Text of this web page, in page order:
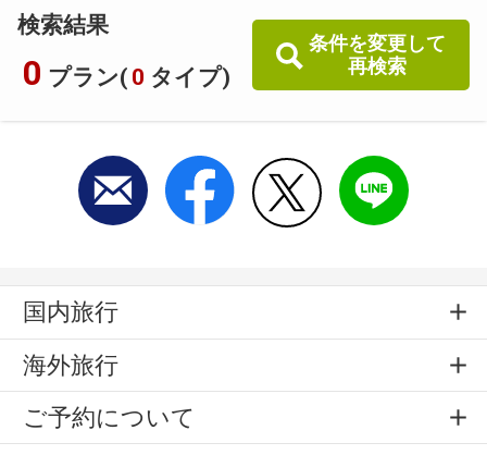
検索結果
0 プラン( 0 タイプ)
条件を変更して
再検索
国内旅行
海外旅行
ご予約について